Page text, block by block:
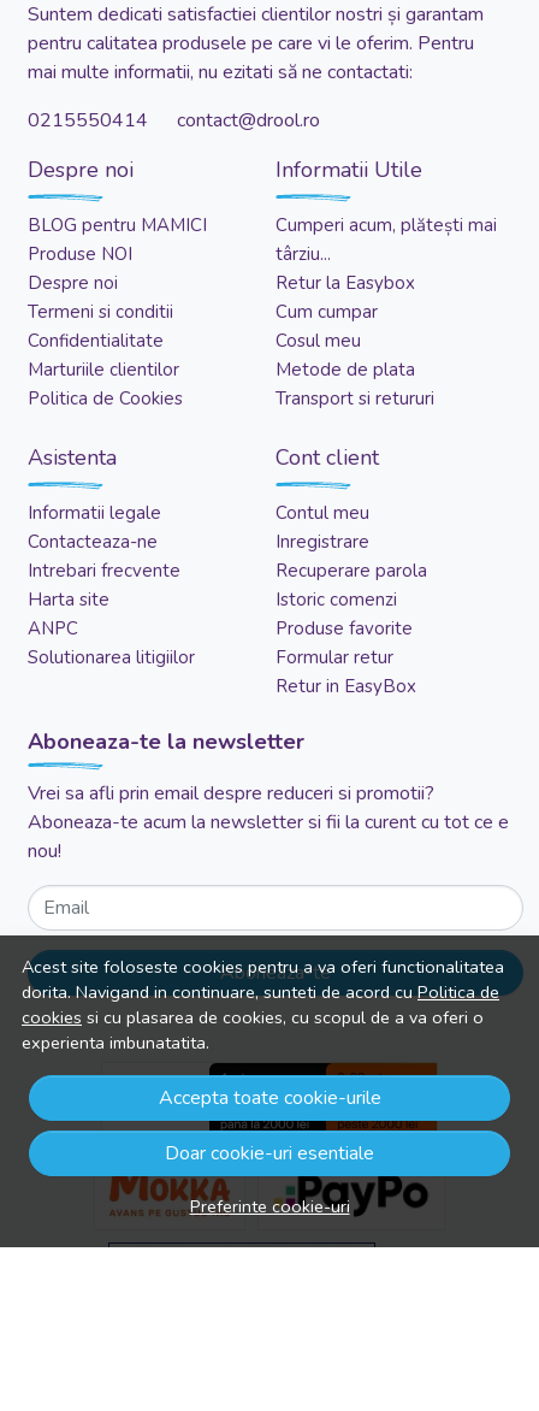
Acest site foloseste cookies pentru a va oferi functionalitatea
dorita. Navigand in continuare, sunteti de acord cuPolitica de
cookies si cu plasarea de cookies, cu scopul de a va oferi o
experienta imbunatatita.
Accepta toate cookie-urile
Doar cookie-uri esentiale
Preferinte cookie-uri
Suntem dedicati satisfactiei clientilor nostri și garantam
pentru calitatea produsele pe care vi le oferim. Pentru
mai multe informatii, nu ezitati să ne contactati:
0215550414 contact@drool.ro
Despre noi
BLOG pentru MAMICI
Produse NOI
Despre noi
Termeni si conditii
Confidentialitate
Marturiile clientilor
Politica de Cookies
Informatii Utile
Cumperi acum, plătești mai
târziu...
Retur la Easybox
Cum cumpar
Cosul meu
Metode de plata
Transport si retururi
Asistenta
Informatii legale
Contacteaza-ne
Intrebari frecvente
Harta site
ANPC
Solutionarea litigiilor
Cont client
Contul meu
Inregistrare
Recuperare parola
Istoric comenzi
Produse favorite
Formular retur
Retur in EasyBox
Aboneaza-te la newsletter
Vrei sa afli prin email despre reduceri si promotii?
Aboneaza-te acum la newsletter si fii la curent cu tot ce e
nou!
Email
Aboneaza-te